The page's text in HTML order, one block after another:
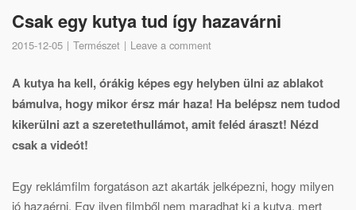
Csak egy kutya tud így hazavárni
2015-12-05 Természet Leave a comment
A kutya ha kell, órákig képes egy helyben ülni az ablakot
bámulva, hogy mikor érsz már haza! Ha belépsz nem tudod
kikerülni azt a szeretethullámot, amit feléd áraszt! Nézd
csak a videót!
Egy reklámfilm forgatáson azt akarták jelképezni, hogy milyen
jó hazaérni. Egy ilyen filmből nem maradhat ki a kutya, mert